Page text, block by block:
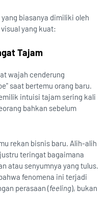
biasanya dimiliki oleh
yang kuat:
Tajam
wajah cenderung
saat bertemu orang baru.
intuisi tajam sering kali
bahkan sebelum
rekan bisnis baru. Alih-alih
teringat bagaimana
atau senyumnya yang tulus.
fenomena ini terjadi
perasaan (feeling), bukan